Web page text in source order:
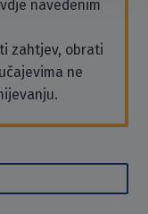
navedenim
zahtjev, obrati
ne